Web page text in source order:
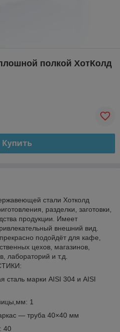
полкой ХотКолд
Купить
стали Хотколд
разделки, заготовки,
продукции. Имеет
внешний вид.
подойдёт для кафе,
цехов, магазинов,
лабораторий и т.д.
марки AISI 304 и AISI
1
— труба 40×40 мм
40